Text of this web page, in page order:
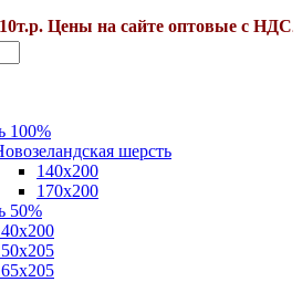
Цены на сайте оптовые с
100%
шерсть
140х200
170x200
50%